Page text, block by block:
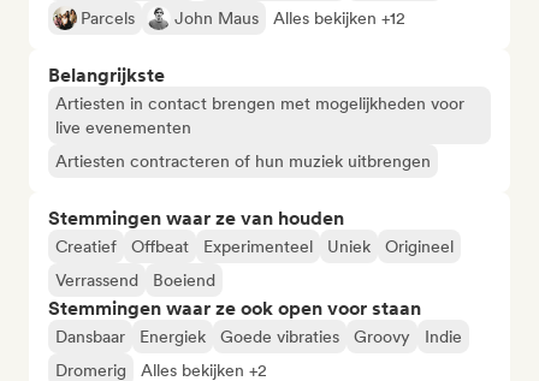
Parcels
John Maus Alles bekijken +12
Belangrijkste
Artiesten in contact brengen met mogelijkheden voor
live evenementen
Artiesten contracteren of hun muziek uitbrengen
Stemmingen waar ze van houden
Creatief Offbeat Experimenteel Uniek
Origineel
Verrassend
Boeiend
Stemmingen waar ze ook open voor staan
Dansbaar Energiek Goede vibraties Groovy
Indie
Dromerig
Alles bekijken +2